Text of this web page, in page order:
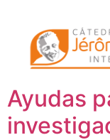
La
Ayudas